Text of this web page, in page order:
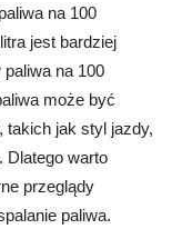
na 100
jest bardziej
na 100
może być
takich jak styl jazdy,
Dlatego warto
przeglądy
paliwa.